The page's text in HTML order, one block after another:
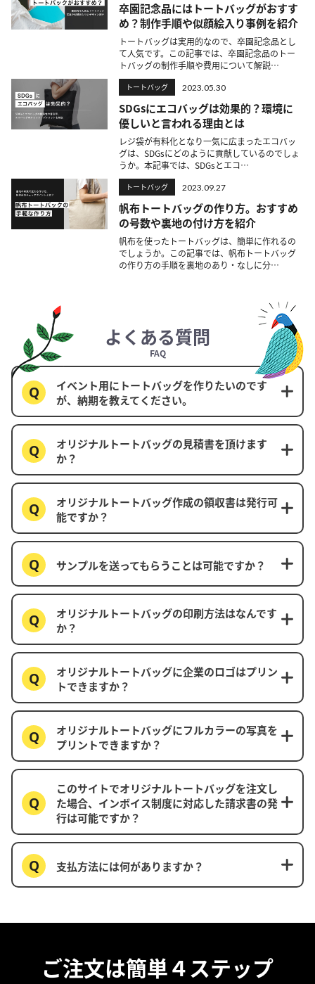
卒園記念品にはトートバッグがおすす
め？制作手順や似顔絵入り事例を紹介
トートバッグは実用的なので、卒園記念品とし
て人気です。この記事では、卒園記念品のトー
トバッグの制作手順や費用について解説…
トートバッグ 2023.05.30
SDGsにエコバッグは効果的？環境に
優しいと言われる理由とは
レジ袋が有料化となり一気に広まったエコバッ
グは、SDGsにどのように貢献しているのでしょ
うか。本記事では、SDGsとエコ…
トートバッグ 2023.09.27
帆布トートバッグの作り方。おすすめ
の号数や裏地の付け方を紹介
帆布を使ったトートバッグは、簡単に作れるの
でしょうか。この記事では、帆布トートバッグ
の作り方の手順を裏地のあり・なしに分…
よくある質問
FAQ
イベント用にトートバッグを作りたいのです
が、納期を教えてください。
オリジナルトートバッグの見積書を頂けます
か？
オリジナルトートバッグ作成の領収書は発行可
能ですか？
サンプルを送ってもらうことは可能ですか？
オリジナルトートバッグの印刷方法はなんです
か？
オリジナルトートバッグに企業のロゴはプリン
トできますか？
オリジナルトートバッグにフルカラーの写真を
プリントできますか？
このサイトでオリジナルトートバッグを注文し
た場合、インボイス制度に対応した請求書の発
行は可能ですか？
支払方法には何がありますか？
ご注文は簡単４ステップ